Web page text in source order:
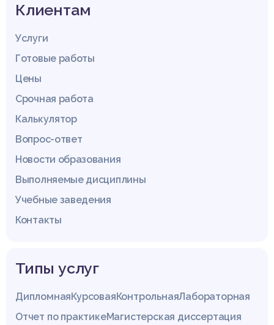
Клиентам
Услуги
Готовые работы
Цены
Срочная работа
Калькулятор
Вопрос-ответ
Новости образования
Выполняемые дисциплины
Учебные заведения
Контакты
Типы услуг
ДипломнаяКурсоваяКонтрольнаяЛабораторная
Отчет по практикеМагистерская диссертация